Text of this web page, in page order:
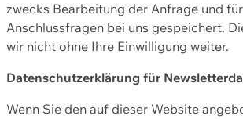
zwecks Bearbeitung der Anfrage und
Anschlussfragen bei uns gespeichert.
wir nicht ohne Ihre Einwilligung weiter.
Datenschutzerklärung für
Wenn Sie den auf dieser Website